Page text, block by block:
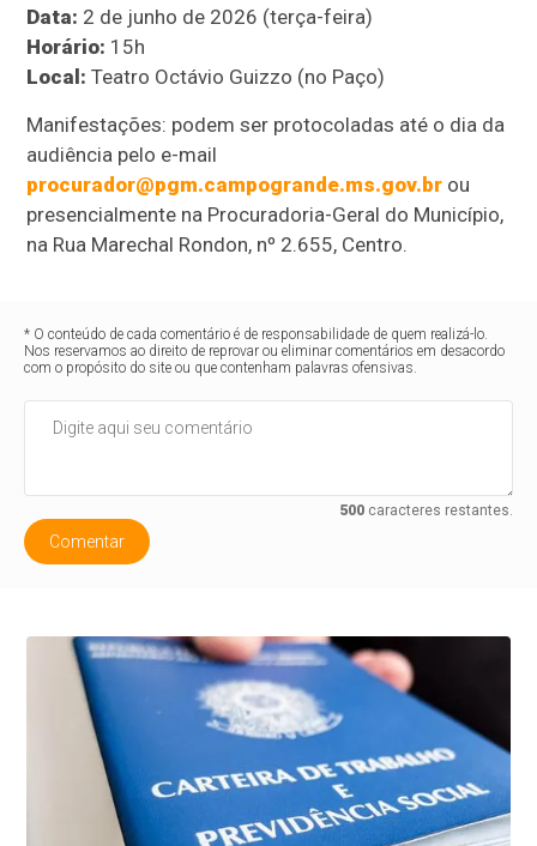
Data: 2 de junho de 2026 (terça-feira)
Horário: 15h
Local:Teatro Octávio Guizzo (no Paço)
Manifestações: podem ser protocoladas até o dia da
audiência pelo e-mail
procurador@pgm.campogrande.ms.gov.br ou
presencialmente na Procuradoria-Geral do Município,
na Rua Marechal Rondon, nº 2.655, Centro.
* O conteúdo de cada comentário é de responsabilidade de quem realizá-lo.
Nos reservamos ao direito de reprovar ou eliminar comentários em desacordo
com o propósito do site ou que contenham palavras ofensivas.
500caracteres restantes.
Comentar